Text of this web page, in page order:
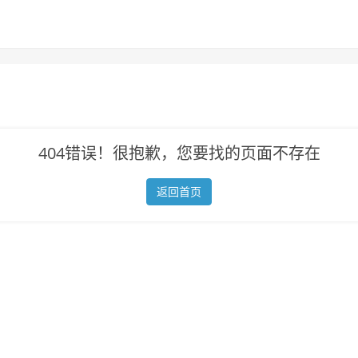
404错误！很抱歉，您要找的页面不存在
返回首页